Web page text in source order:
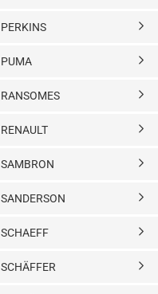
PERKINS
PUMA
RANSOMES
RENAULT
SAMBRON
SANDERSON
SCHAEFF
SCHÄFFER